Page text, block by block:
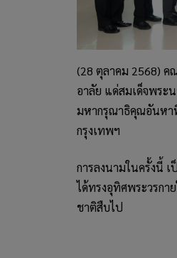
(28 ตุลาคม 2568) ค
อาลัย แด่สมเด็จพระ
มหากรุณาธิคุณอันหา
กรุงเทพฯ
การลงนามในครั้งนี้
ได้ทรงอุทิศพระวรกา
ชาติสืบไป